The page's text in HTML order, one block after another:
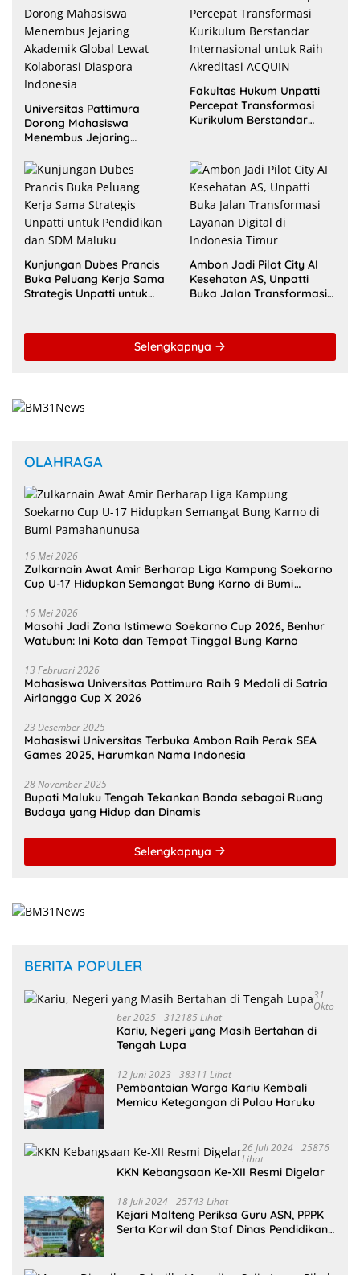
Universitas Pattimura
Dorong Mahasiswa
Menembus Jejaring
Kolaborasi Diaspora
Indonesia
Fakultas Hukum Unpatti
Percepat Transformasi
Kurikulum Berstandar
Kunjungan Dubes Prancis
Buka Peluang Kerja Sama
Strategis Unpatti untuk
Ambon Jadi Pilot City AI
Kesehatan AS, Unpatti
Buka Jalan Transformasi
Selengkapnya
OLAHRAGA
16 Mei 2026
Zulkarnain Awat Amir Berharap Liga Kampung Soekarno
Cup U-17 Hidupkan Semangat Bung Karno di Bumi
16 Mei 2026
Masohi Jadi Zona Istimewa Soekarno Cup 2026, Benhur
Watubun: Ini Kota dan Tempat Tinggal Bung Karno
13 Februari 2026
Mahasiswa Universitas Pattimura Raih 9 Medali di Satria
Airlangga Cup X 2026
23 Desember 2025
Mahasiswi Universitas Terbuka Ambon Raih Perak SEA
Games 2025, Harumkan Nama Indonesia
28 November 2025
Bupati Maluku Tengah Tekankan Banda sebagai Ruang
Budaya yang Hidup dan Dinamis
Selengkapnya
BERITA POPULER
31
Okto
Ber 2025 312185 Lihat
Kariu, Negeri yang Masih Bertahan di
Tengah Lupa
12 Juni 2023 38311 Lihat
Pembantaian Warga Kariu Kembali
Memicu Ketegangan di Pulau Haruku
26 Juli 2024 25876
Lihat
KKN Kebangsaan Ke-XII Resmi Digelar
18 Juli 2024 25743 Lihat
Kejari Malteng Periksa Guru ASN, PPPK
Serta Korwil dan Staf Dinas Pendidikan